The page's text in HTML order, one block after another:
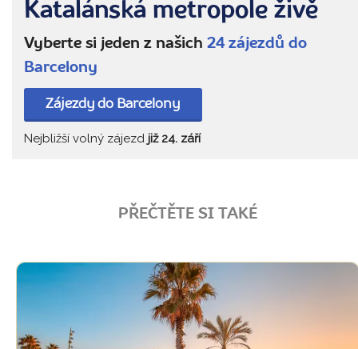
Katalánská metropole živě
Vyberte si jeden z našich 24 zájezdů do
Barcelony
Zájezdy do Barcelony
Nejbližší volný zájezd již 24. září
PŘEČTĚTE SI TAKÉ